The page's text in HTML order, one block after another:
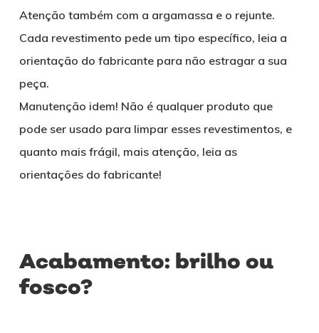
Atenção também com a argamassa e o rejunte.
Cada revestimento pede um tipo específico, leia a
orientação do fabricante para não estragar a sua
peça.
Manutenção idem! Não é qualquer produto que
pode ser usado para limpar esses revestimentos, e
quanto mais frágil, mais atenção, leia as
orientações do fabricante!
Acabamento: brilho ou
fosco?